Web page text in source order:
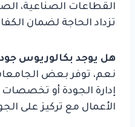
القطاعات الصناعية،
تزداد الحاجة لضمان
هل يوجد بكالوريوس
نعم، توفر بعض
إدارة الجودة أو تخصصات
الأعمال مع تركيز على